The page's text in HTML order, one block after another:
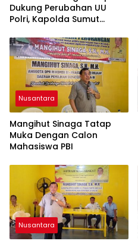
Dukung Perubahan UU
Polri, Kapolda Sumut
Penguatan
Profesionalisme dan
Akuntabilitas Personel
Nusantara
Mangihut Sinaga Tatap
Muka Dengan Calon
Mahasiswa PBI
Nusantara